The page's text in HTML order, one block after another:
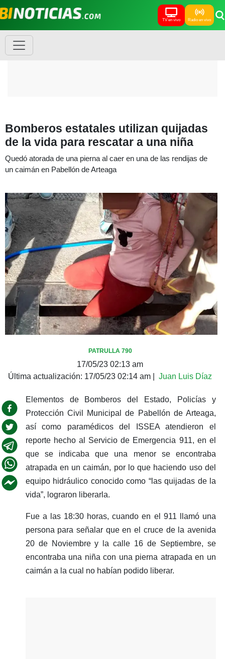
TV en vivo Radio en vivo
Bomberos estatales utilizan quijadas
de la vida para rescatar a una niña
Quedó atorada de una pierna al caer en una de las rendijas de
un caimán en Pabellón de Arteaga
PATRULLA 790
17/05/23 02:13 am
Última actualización: 17/05/23 02:14 am Juan Luis Díaz
Elementos de Bomberos del Estado, Policías y
Protección Civil Municipal de Pabellón de Arteaga,
así como paramédicos del ISSEA atendieron el
reporte hecho al Servicio de Emergencia 911, en el
que se indicaba que una menor se encontraba
atrapada en un caimán, por lo que haciendo uso del
equipo hidráulico conocido como “las quijadas de la
vida”, lograron liberarla.
Fue a las 18:30 horas, cuando en el 911 llamó una
persona para señalar que en el cruce de la avenida
20 de Noviembre y la calle 16 de Septiembre, se
encontraba una niña con una pierna atrapada en un
caimán a la cual no habían podido liberar.